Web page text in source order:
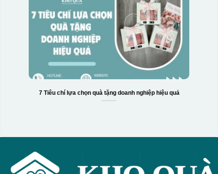
7 Tiêu chí lựa chọn quà tặng doanh nghiệp hiệu quả